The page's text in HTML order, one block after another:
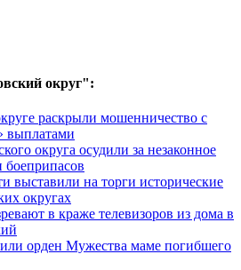
округ":
раскрыли мошенничество с
выплатами
округа осудили за незаконное
боеприпасов
выставили на торги исторические
округах
в краже телевизоров из дома в
орден Мужества маме погибшего